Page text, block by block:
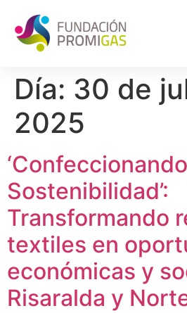
Día: 30 de
2025
Sostenibilidad’:
Transformando
textiles en
económicas y
Risaralda y